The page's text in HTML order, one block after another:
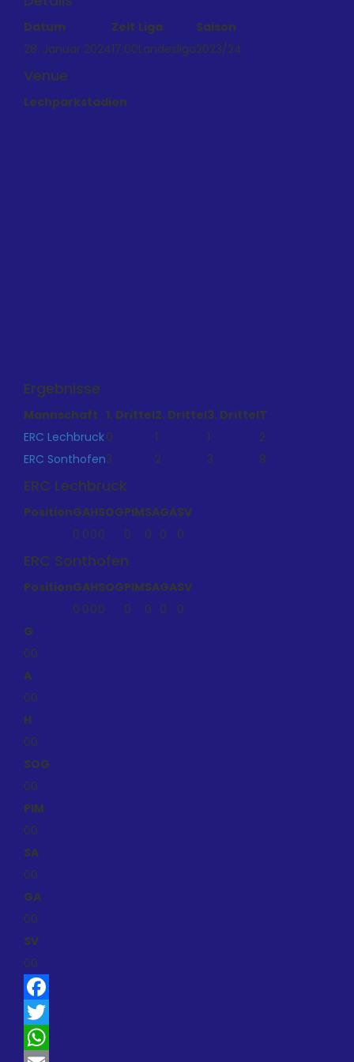
Datum Zeit Liga
Saison
28. Januar 202417:00Landesliga2023/24
Venue
Lechparkstadion
Ergebnisse
Mannschaft 1. Drittel2. Drittel3. DrittelT
ERC Lechbruck0 1 1
2
ERC Sonthofen3 2 3 8
ERC Lechbruck
PositionGAHSOGPIMSAGASV
0 000 0 0 0 0
ERC Sonthofen
PositionGAHSOGPIMSAGASV
0 000 0 0 0
0
G
00
A
00
H
00
SOG
00
PIM
00
SA
00
GA
00
SV
00
Facebook
Twitter